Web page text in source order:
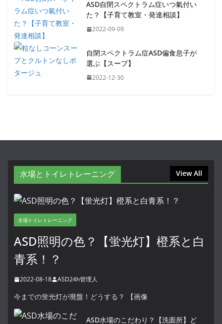
ASD自閉スペクトラム症いつ氣付い
た？【子育て教室・発達相談】
2022-09-09
自閉スペクトラム症ASD偏食息子が
選ぶ【スープ】
2022-12-30
水場とトイレトレーニング View All
水場トイレトレーニング
ASD照明の色？【蛍光灯】橙系と白
青系！？
2022-08-18 ASD24h管理人
今までの蛍光灯が廃盤！どうする？ 【画像
ASD水場のこだわり？【洗面所】ど